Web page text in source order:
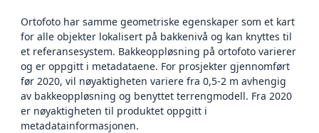
Ortofoto har samme geometriske egenskaper som et kart
for alle objekter lokalisert på bakkenivå og kan knyttes til
et referansesystem. Bakkeoppløsning på ortofoto varierer
og er oppgitt i metadataene. For prosjekter gjennomført
før 2020, vil nøyaktigheten variere fra 0,5-2 m avhengig
av bakkeoppløsning og benyttet terrengmodell. Fra 2020
er nøyaktigheten til produktet oppgitt i
metadatainformasjonen.